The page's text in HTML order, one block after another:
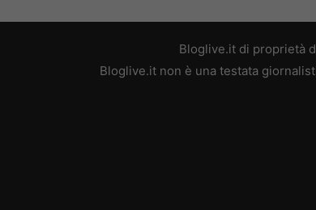
Bloglive.it di proprietà
Bloglive.it non è una testata